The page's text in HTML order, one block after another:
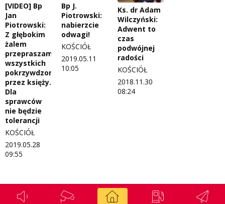
W starych Kielcach
Wszystko w temacie
ZNAJDZIESZ NAS TAKŻE NA
[VIDEO] Bp
Jan
Piotrowski:
Z głębokim
żalem
przepraszam
wszystkich
pokrzywdzonych
przez księży.
Dla
sprawców
nie będzie
tolerancji
KOŚCIÓŁ
2019.05.28
09:55
Bp J.
Piotrowski:
nabierzcie
odwagi!
KOŚCIÓŁ
2019.05.11
10:05
Ks. dr Adam
Wilczyński:
Adwent to
czas
podwójnej
radości
KOŚCIÓŁ
2018.11.30
08:24